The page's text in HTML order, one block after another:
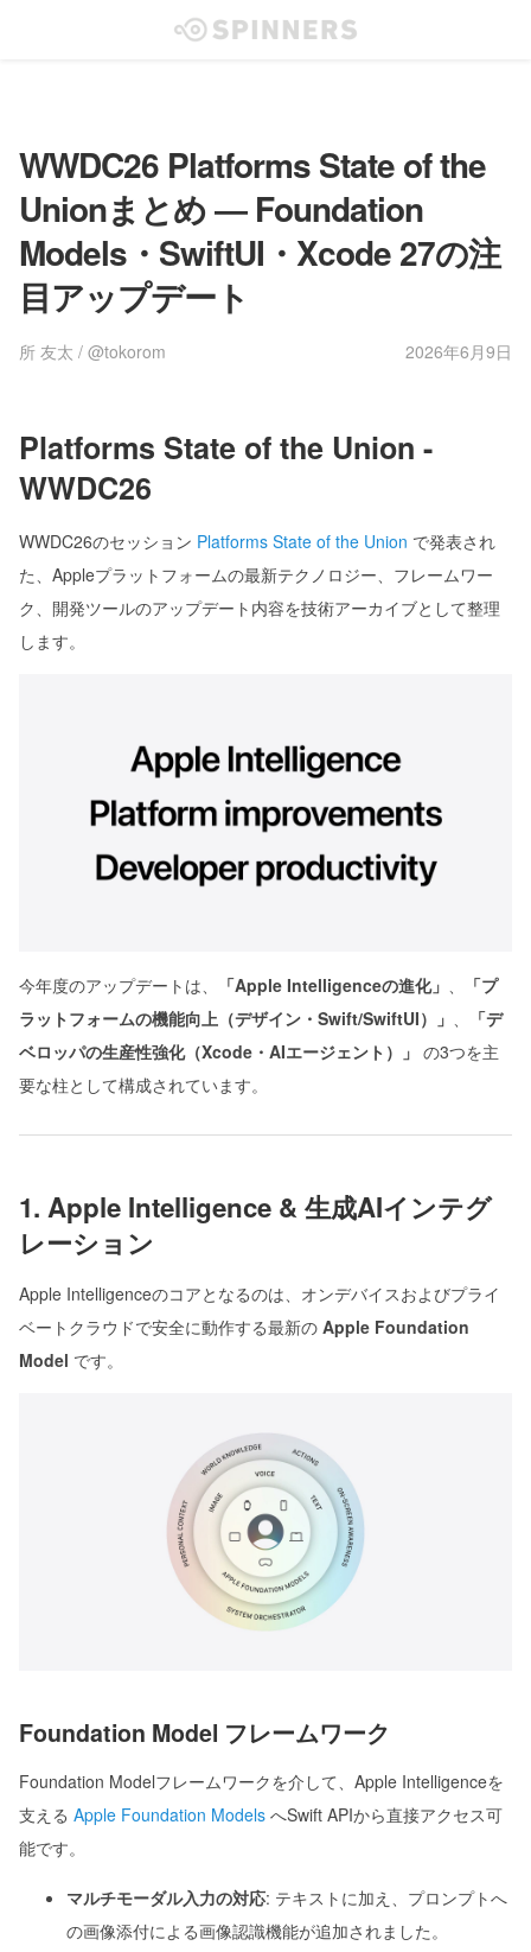
WWDC26 Platforms State of the
Unionまとめ ― Foundation
Models・SwiftUI・Xcode 27の注
目アップデート
2026年6月9日
所 友太 / @tokorom
Platforms State of the Union -
WWDC26
WWDC26のセッション Platforms State of the Union で発表され
た、Appleプラットフォームの最新テクノロジー、フレームワー
ク、開発ツールのアップデート内容を技術アーカイブとして整理
します。
今年度のアップデートは、 「Apple Intelligenceの進化」 、
「プ
ラットフォームの機能向上（デザイン・Swift/SwiftUI）」 、
「デ
ベロッパの生産性強化（Xcode・AIエージェント）」 の3つを主
要な柱として構成されています。
1. Apple Intelligence & 生成AIインテグ
レーション
Apple Intelligenceのコアとなるのは、オンデバイスおよびプライ
ベートクラウドで安全に動作する最新の Apple Foundation
Model です。
Foundation Model フレームワーク
Foundation Modelフレームワークを介して、Apple Intelligenceを
支える Apple Foundation Models へSwift APIから直接アクセス可
能です。
マルチモーダル入力の対応: テキストに加え、プロンプトへ
の画像添付による画像認識機能が追加されました。